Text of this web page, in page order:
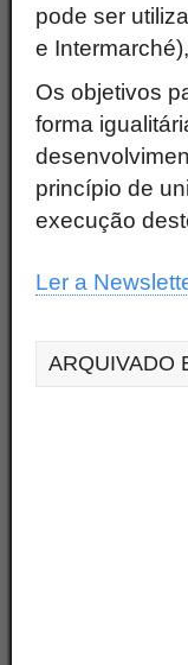
pode ser
e
Os objetivos
forma
princípio de
execução
Ler a
ARQUIVADO